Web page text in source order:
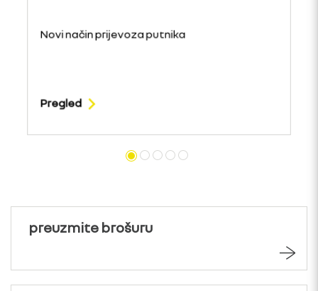
Novi način prijevoza putnika
Pregled
preuzmite brošuru